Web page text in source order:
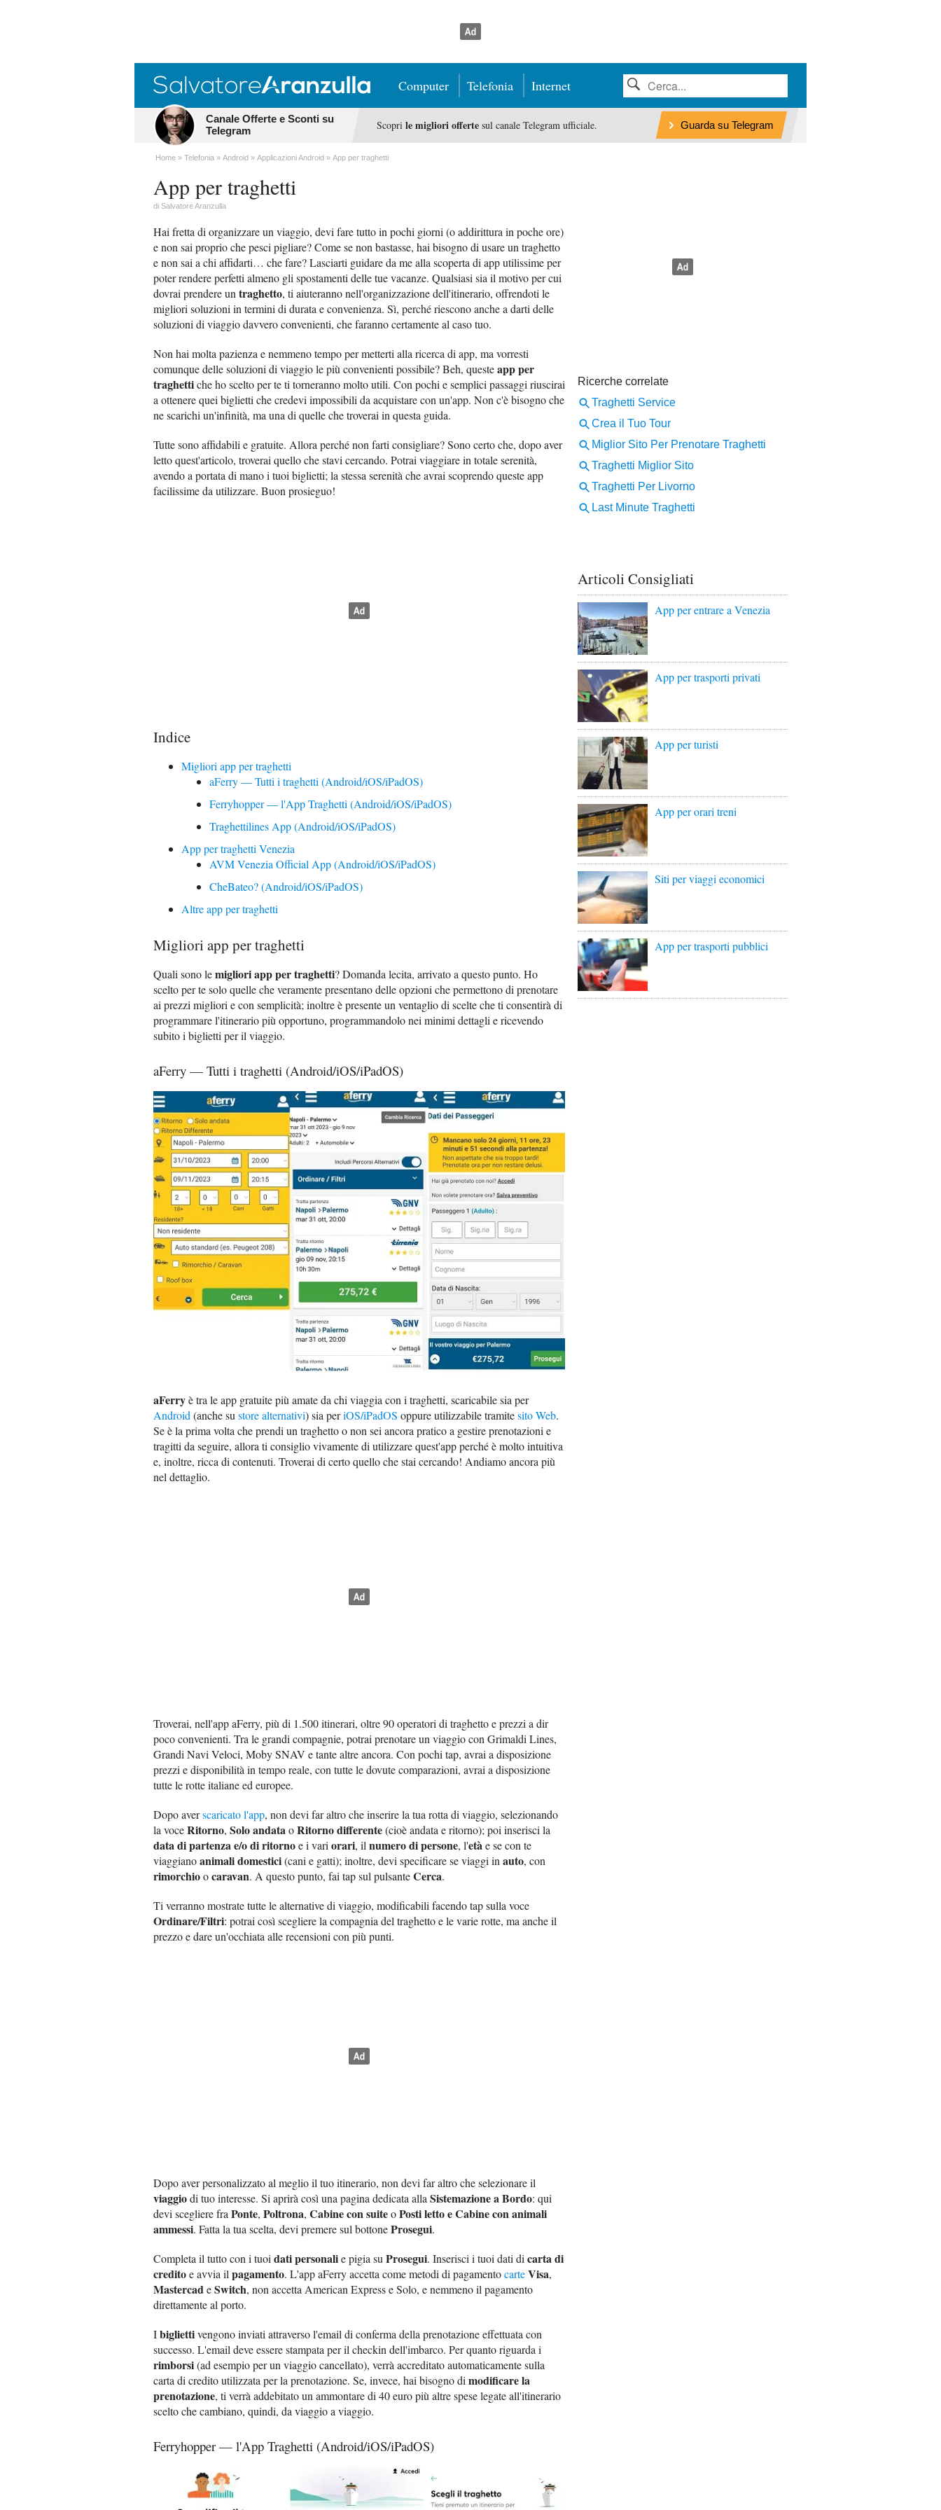
Computer Telefonia Internet
Canale Offerte e Sconti su
Telegram
Scopri le migliori offertesul canale Telegram ufficiale. Guarda su Telegram
Home Telefonia Android Applicazioni Android App per traghetti
App per traghetti
di Salvatore Aranzulla
Hai fretta di organizzare un viaggio, devi fare tutto in pochi giorni (o addirittura in poche ore)
e non sai proprio che pesci pigliare? Come se non bastasse, hai bisogno di usare un traghetto
e non sai a chi affidarti… che fare? Lasciarti guidare da me alla scoperta di app utilissime per
poter rendere perfetti almeno gli spostamenti delle tue vacanze. Qualsiasi sia il motivo per cui
dovrai prendere un traghetto, ti aiuteranno nell'organizzazione dell'itinerario, offrendoti le
migliori soluzioni in termini di durata e convenienza. Sì, perché riescono anche a darti delle
soluzioni di viaggio davvero convenienti, che faranno certamente al caso tuo.
Non hai molta pazienza e nemmeno tempo per metterti alla ricerca di app, ma vorresti
comunque delle soluzioni di viaggio le più convenienti possibile? Beh, questeapp per
traghettiche ho scelto per te ti torneranno molto utili. Con pochi e semplici passaggi riuscirai
a ottenere quei biglietti che credevi impossibili da acquistare con un'app. Non c'è bisogno che
ne scarichi un'infinità, ma una di quelle che troverai in questa guida.
Tutte sono affidabili e gratuite. Allora perché non farti consigliare? Sono certo che, dopo aver
letto quest'articolo, troverai quello che stavi cercando. Potrai viaggiare in totale serenità,
avendo a portata di mano i tuoi biglietti; la stessa serenità che avrai scoprendo queste app
facilissime da utilizzare. Buon prosieguo!
Indice
Migliori app per traghetti
aFerry — Tutti i traghetti (Android/iOS/iPadOS)
Ferryhopper — l'App Traghetti (Android/iOS/iPadOS)
Traghettilines App (Android/iOS/iPadOS)
App per traghetti Venezia
AVM Venezia Official App (Android/iOS/iPadOS)
CheBateo? (Android/iOS/iPadOS)
Altre app per traghetti
Migliori app per traghetti
Quali sono lemigliori app per traghetti? Domanda lecita, arrivato a questo punto. Ho
scelto per te solo quelle che veramente presentano delle opzioni che permettono di prenotare
ai prezzi migliori e con semplicità; inoltre è presente un ventaglio di scelte che ti consentirà di
programmare l'itinerario più opportuno, programmandolo nei minimi dettagli e ricevendo
subito i biglietti per il viaggio.
aFerry — Tutti i traghetti (Android/iOS/iPadOS)
aFerryè tra le app gratuite più amate da chi viaggia con i traghetti, scaricabile sia per
Android (anche su store alternativi) sia periOS/iPadOS oppure utilizzabile tramitesito Web.
Se è la prima volta che prendi un traghetto o non sei ancora pratico a gestire prenotazioni e
tragitti da seguire, allora ti consiglio vivamente di utilizzare quest'app perché è molto intuitiva
e, inoltre, ricca di contenuti. Troverai di certo quello che stai cercando! Andiamo ancora più
nel dettaglio.
Troverai, nell'app aFerry, più di 1.500 itinerari, oltre 90 operatori di traghetto e prezzi a dir
poco convenienti. Tra le grandi compagnie, potrai prenotare un viaggio con Grimaldi Lines,
Grandi Navi Veloci, Moby SNAV e tante altre ancora. Con pochi tap, avrai a disposizione
prezzi e disponibilità in tempo reale, con tutte le dovute comparazioni, avrai a disposizione
tutte le rotte italiane ed europee.
Dopo averscaricato l'app, non devi far altro che inserire la tua rotta di viaggio, selezionando
la voceRitorno, Solo andataoRitorno differente(cioè andata e ritorno); poi inserisci la
data di partenza e/o di ritornoe i vari orari, il numero di persone, l'etàe se con te
viaggianoanimali domestici(cani e gatti); inoltre, devi specificare se viaggi in auto, con
rimorchioocaravan. A questo punto, fai tap sul pulsanteCerca.
Ti verranno mostrate tutte le alternative di viaggio, modificabili facendo tap sulla voce
Ordinare/Filtri: potrai così scegliere la compagnia del traghetto e le varie rotte, ma anche il
prezzo e dare un'occhiata alle recensioni con più punti.
Dopo aver personalizzato al meglio il tuo itinerario, non devi far altro che selezionare il
viaggiodi tuo interesse. Si aprirà così una pagina dedicata alla Sistemazione a Bordo: qui
devi scegliere fra Ponte, Poltrona, Cabine con suiteoPosti letto e Cabine con animali
ammessi. Fatta la tua scelta, devi premere sul bottoneProsegui.
Completa il tutto con i tuoi dati personalie pigia su Prosegui. Inserisci i tuoi dati di carta di
creditoe avvia il pagamento. L'app aFerry accetta come metodi di pagamentocarteVisa,
MastercadeSwitch, non accetta American Express e Solo, e nemmeno il pagamento
direttamente al porto.
Ibigliettivengono inviati attraverso l'email di conferma della prenotazione effettuata con
successo. L'email deve essere stampata per il checkin dell'imbarco. Per quanto riguarda i
rimborsi(ad esempio per un viaggio cancellato), verrà accreditato automaticamente sulla
carta di credito utilizzata per la prenotazione. Se, invece, hai bisogno di modificare la
prenotazione, ti verrà addebitato un ammontare di 40 euro più altre spese legate all'itinerario
scelto che cambiano, quindi, da viaggio a viaggio.
Ferryhopper — l'App Traghetti (Android/iOS/iPadOS)
Articoli Consigliati
App per entrare a Venezia
App per trasporti privati
App per turisti
App per orari treni
Siti per viaggi economici
App per trasporti pubblici